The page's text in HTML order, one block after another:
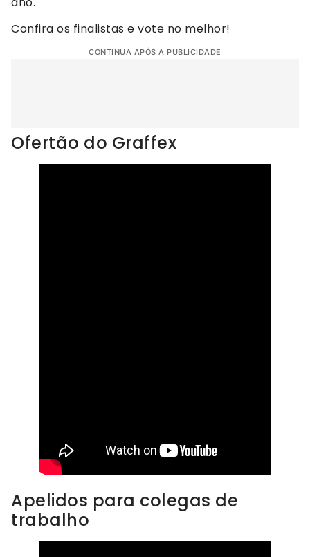
Confira os finalistas e vote no melhor!
CONTINUA APÓS A PUBLICIDADE
Ofertão do Graffex
Apelidos para colegas de
trabalho